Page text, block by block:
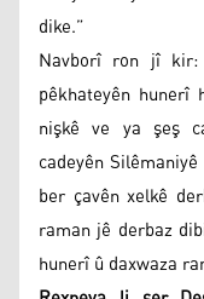
dike.”
Navborî ron jî
pêkhateyên
nişkê ve ya şeş
cadeyên
ber çavên xelkê
raman jê derbaz
hunerî û daxwaza